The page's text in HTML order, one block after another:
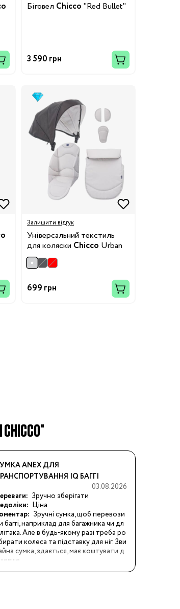
Біговел Chicco "Red Bullet"
3 590 грн
Залишити відгук
Універсальний текстиль
для коляски Chicco Urban
699 грн
ANEX ДЛЯ
IQ БАГГІ
03.08.2026
Зручно зберігати
Ціна
Зручні сумка, щоб перевози
баггі, наприклад для багажника чи дл
Але в будь-якому разі треба ро
колеса та підставку для ніг. Зви
сумка, здається, має коштувати д